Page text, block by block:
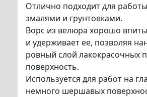
Отлично подходит для
эмалями и грунтовками.
Ворс из велюра хорошо
и удерживает ее, позволяя
ровный слой лакокрасочных
поверхность.
Используется для работ на
немного шершавых